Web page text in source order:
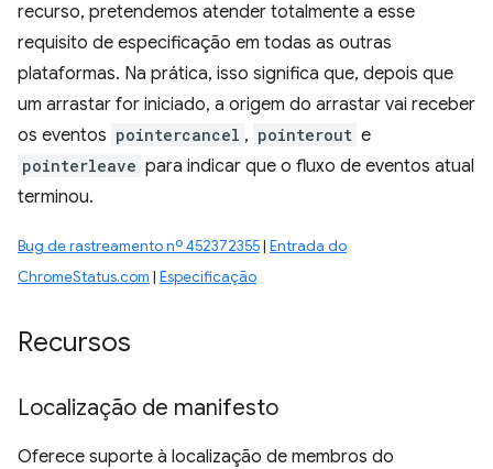
recurso, pretendemos atender totalmente a esse
requisito de especificação em todas as outras
plataformas. Na prática, isso significa que, depois que
um arrastar for iniciado, a origem do arrastar vai receber
os eventos pointercancel , pointerout e
pointerleave para indicar que o fluxo de eventos atual
terminou.
Bug de rastreamento nº 452372355| Entrada do
ChromeStatus.com | Especificação
Recursos
Localização de manifesto
Oferece suporte à localização de membros do